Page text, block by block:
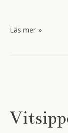
Snabbvisit
Läs mer »